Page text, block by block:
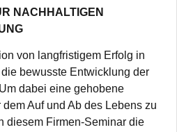
NACHHALTIGEN
von lang­fris­ti­gem Erfolg in
bewusste Ent­wick­lung der
dabei eine geho­bene
Auf und Ab des Lebens zu
die­sem Fir­men-Semi­nar die